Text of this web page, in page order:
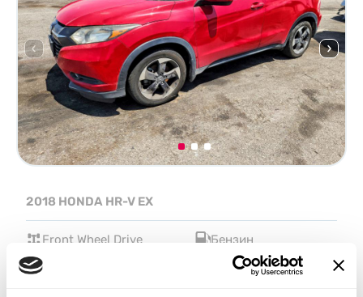
2018 HONDA HR-V EX
Front Wheel Drive
Бензин
Неизвестно
1,800 см³